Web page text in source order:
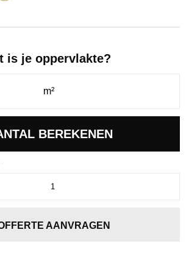
is je oppervlakte?
BEREKENEN
AANVRAGEN